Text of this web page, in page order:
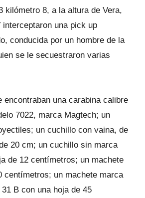
kilómetro 8, a la altura de Vera,
interceptaron una pick up
conducida por un hombre de la
se le secuestraron varias
encontraban una carabina calibre
7022, marca Magtech; un
un cuchillo con vaina, de
20 cm; un cuchillo sin marca
de 12 centímetros; un machete
centímetros; un machete marca
31 B con una hoja de 45